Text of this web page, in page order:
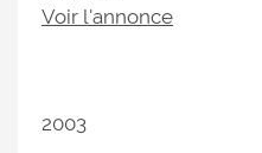
Voir l'annonce
2003